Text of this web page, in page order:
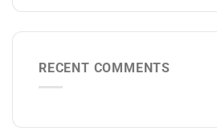
RECENT COMMENTS